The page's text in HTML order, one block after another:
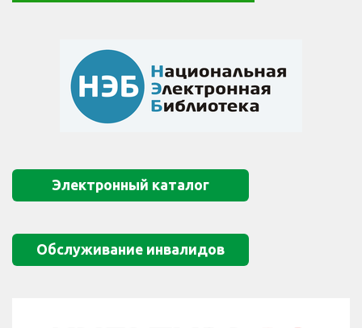
Электронный каталог
Обслуживание инвалидов